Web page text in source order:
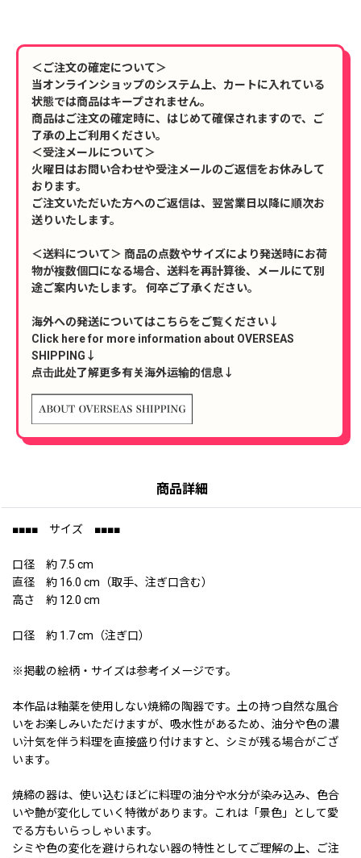
＜ご注文の確定について＞
当オンラインショップのシステム上、カートに入れている
状態では商品はキープされません。
商品はご注文の確定時に、はじめて確保されますので、ご
了承の上ご利用ください。
＜受注メールについて＞
火曜日はお問い合わせや受注メールのご返信をお休みして
おります。
ご注文いただいた方へのご返信は、翌営業日以降に順次お
送りいたします。
＜送料について＞ 商品の点数やサイズにより発送時にお荷
物が複数個口になる場合、送料を再計算後、メールにて別
途ご案内いたします。 何卒ご了承ください。
海外への発送についてはこちらをご覧ください↓
Click here for more information about OVERSEAS
SHIPPING↓
点击此处了解更多有关海外运输的信息↓
商品詳細
■■■■ サイズ ■■■■
口径 約 7.5 cm
直径 約 16.0 cm（取手、注ぎ口含む）
高さ 約 12.0 cm
口径 約 1.7 cm（注ぎ口）
※掲載の絵柄・サイズは参考イメージです。
本作品は釉薬を使用しない焼締の陶器です。土の持つ自然な風合
いをお楽しみいただけますが、吸水性があるため、油分や色の濃
い汁気を伴う料理を直接盛り付けますと、シミが残る場合がござ
います。
焼締の器は、使い込むほどに料理の油分や水分が染み込み、色合
いや艶が変化していく特徴があります。これは「景色」として愛
でる方もいらっしゃいます。
シミや色の変化を避けられない器の特性としてご理解の上、ご注